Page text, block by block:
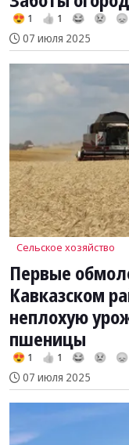
😍 1 👍 1 😂 😢 😞
07 июля 2025
Сельское хозяйство
Первые
Кавказском
неплохую
пшеницы
😍 1 👍 1 😂 😢 😞
07 июля 2025